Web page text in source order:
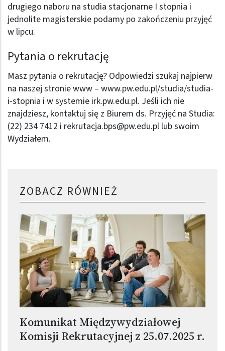
drugiego naboru na studia stacjonarne I stopnia i
jednolite magisterskie podamy po zakończeniu przyjęć
w lipcu.
Pytania o rekrutację
Masz pytania o rekrutację? Odpowiedzi szukaj najpierw
na naszej stronie www – www.pw.edu.pl/studia/studia-
i-stopnia i w systemie irk.pw.edu.pl. Jeśli ich nie
znajdziesz, kontaktuj się z Biurem ds. Przyjęć na Studia:
(22) 234 7412 i rekrutacja.bps@pw.edu.pl lub swoim
Wydziałem.
ZOBACZ RÓWNIEŻ
Komunikat Międzywydziałowej
Komisji Rekrutacyjnej z 25.07.2025 r.